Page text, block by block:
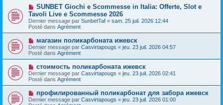
s
a
g
e
a
u
m
e
s
g
e
N
u
v
e
a
u
m
e
s
s
a
g
e
SUNBET Giochi e Scommesse in Italia: Offerte, Slot e
Tavoli Live e Scommesse 2026
Dernier message par SunbetTaf « sam. 25 juil. 2026 12:44
Posté dans Agrément
N
o
u
v
a
u
m
e
s
s
магазин поликарбоната ижевск
Dernier message par Casvirtapougs « jeu. 23 juil. 2026 04:57
Posté dans Agrément
N
o
u
v
a
u
стоимость поликарбоната ижевск
Dernier message par Casvirtapougs « jeu. 23 juil. 2026 02:41
Posté dans Agrément
N
o
u
профилированный поликарбонат для забора ижевск
Dernier message par Casvirtapougs « jeu. 23 juil. 2026 01:00